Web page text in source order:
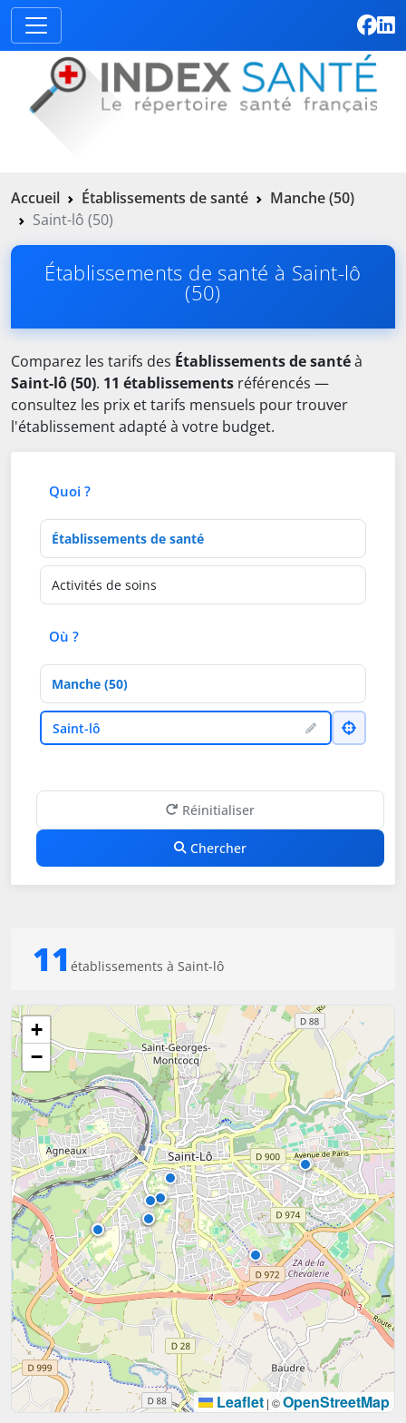
Accueil Établissements de santé
Manche (50)
Saint-lô (50)
Établissements de santé à Saint-lô
(50)
Comparez les tarifs des Établissements de santéà
Saint-lô (50). 11 établissements référencés —
consultez les prix et tarifs mensuels pour trouver
l'établissement adapté à votre budget.
Quoi ?
Type d'établissement
Activités de soins
Où ?
Département
VilleSaint-lô
Réinitialiser
Chercher
11 établissements à Saint-lô
+
−
Leaflet | ©OpenStreetMap